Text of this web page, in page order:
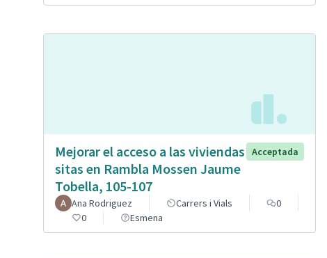
Mejorar el acceso a las viviendas
sitas en Rambla Mossen Jaume
Tobella, 105-107
Acceptada
Ana Rodriguez Carrers i Vials
0
0
Esmena